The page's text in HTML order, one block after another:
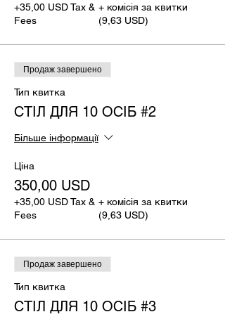
+35,00 USD Tax &
Fees
+ комісія за квитки
(9,63 USD)
Продаж завершено
Тип квитка
СТІЛ ДЛЯ 10 ОСІБ #2
Більше інформації
Ціна
350,00 USD
+35,00 USD Tax &
Fees
+ комісія за квитки
(9,63 USD)
Продаж завершено
Тип квитка
СТІЛ ДЛЯ 10 ОСІБ #3